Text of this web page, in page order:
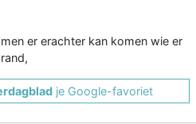
er erachter kan komen wie er
je Google-favoriet